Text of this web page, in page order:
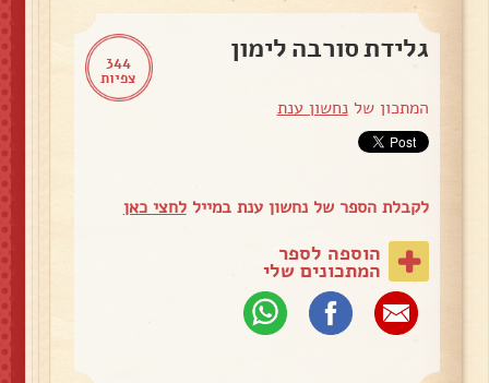
344
צפיות
גלידת סורבה לימון
המתכון שלנחשון ענת
לקבלת הספר של נחשון ענת במייללחצי כאן
הוספה לספר
המתכונים שלי